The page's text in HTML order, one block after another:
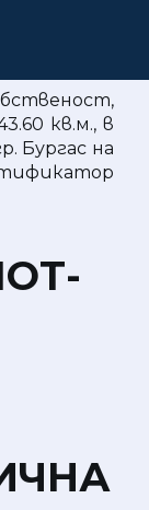
кв.м., в
Бургас на